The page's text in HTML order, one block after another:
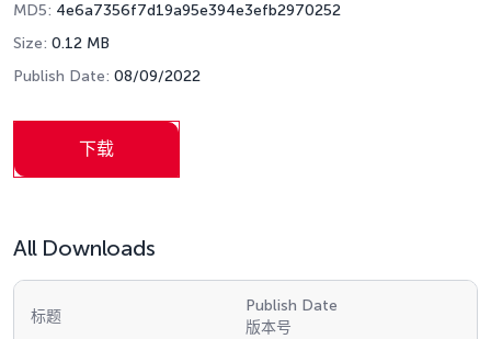
MD5: 4e6a7356f7d19a95e394e3efb2970252
Size: 0.12 MB
Publish Date: 08/09/2022
下载
All Downloads
标题
Publish Date
版本号